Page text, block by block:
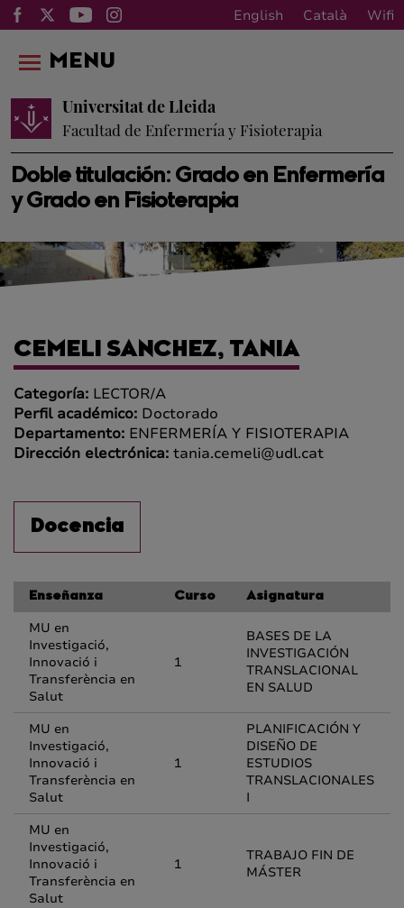
English Català Wifi
Doble titulación: Grado en Enfermería
y Grado en Fisioterapia
Universitat de Lleida
Facultad de Enfermería y Fisioterapia
MENU
CEMELI SANCHEZ, TANIA
Categoría: LECTOR/A
Perfil académico: Doctorado
Departamento: ENFERMERÍA Y FISIOTERAPIA
Dirección electrónica: tania.cemeli@udl.cat
Docencia
Enseñanza Curso Asignatura
MU en
Investigació,
Innovació i
Transferència en
Salut
1
BASES DE LA
INVESTIGACIÓN
TRANSLACIONAL
EN SALUD
MU en
Investigació,
Innovació i
Transferència en
Salut
1
PLANIFICACIÓN Y
DISEÑO DE
ESTUDIOS
TRANSLACIONALES
I
MU en
Investigació,
Innovació i
Transferència en
Salut
1
TRABAJO FIN DE
MÁSTER